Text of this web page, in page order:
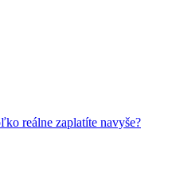
reálne zaplatíte navyše?